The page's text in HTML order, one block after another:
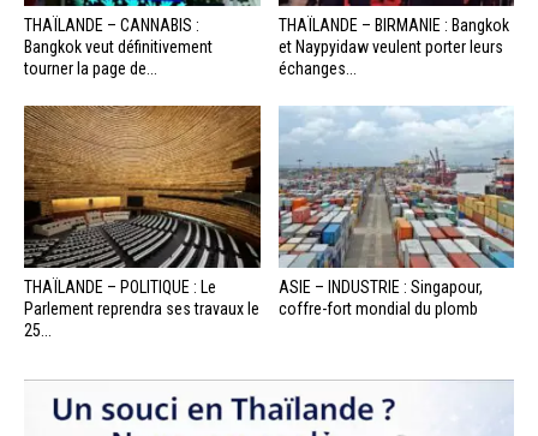
THAÏLANDE – CANNABIS :
Bangkok veut définitivement
tourner la page de...
THAÏLANDE – BIRMANIE : Bangkok
et Naypyidaw veulent porter leurs
échanges...
THAÏLANDE – POLITIQUE : Le
Parlement reprendra ses travaux le
25...
ASIE – INDUSTRIE : Singapour,
coffre-fort mondial du plomb